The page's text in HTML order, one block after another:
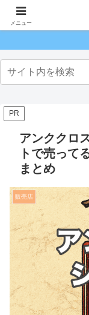
PR
アンククロ
トで売って
まとめ
販売店
メニュー